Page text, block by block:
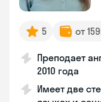
5 от
Преподает
2010 года
Имеет две